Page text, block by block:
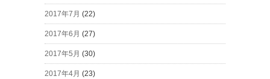
2017年7月 (22)
2017年6月 (27)
2017年5月 (30)
2017年4月 (23)